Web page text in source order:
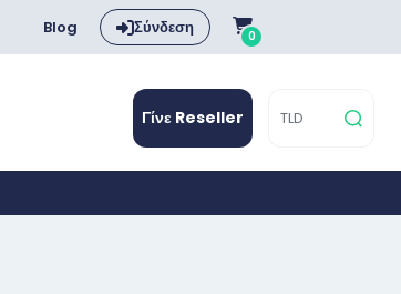
Blog Σύνδεση 0
Γίνε Reseller